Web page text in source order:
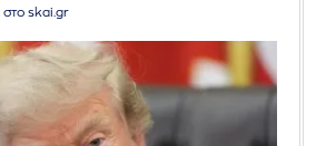
στο skai.gr